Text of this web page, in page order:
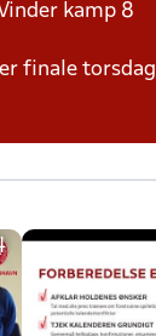
kamp 8
finale